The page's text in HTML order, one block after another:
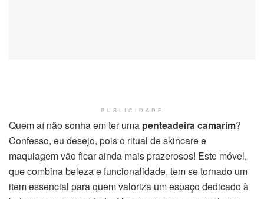
PUBLICIDADE
Quem aí não sonha em ter uma penteadeira camarim?
Confesso, eu desejo, pois o ritual de skincare e
maquiagem vão ficar ainda mais prazerosos! Este móvel,
que combina beleza e funcionalidade, tem se tornado um
item essencial para quem valoriza um espaço dedicado à